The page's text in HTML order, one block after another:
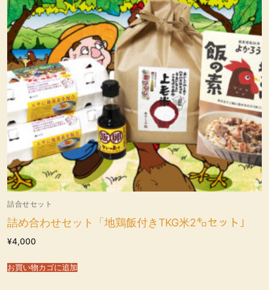
詰合せセット
詰め合わせセット「地鶏飯付きTKG米2㌔セット」
¥4,000
お買い物カゴに追加